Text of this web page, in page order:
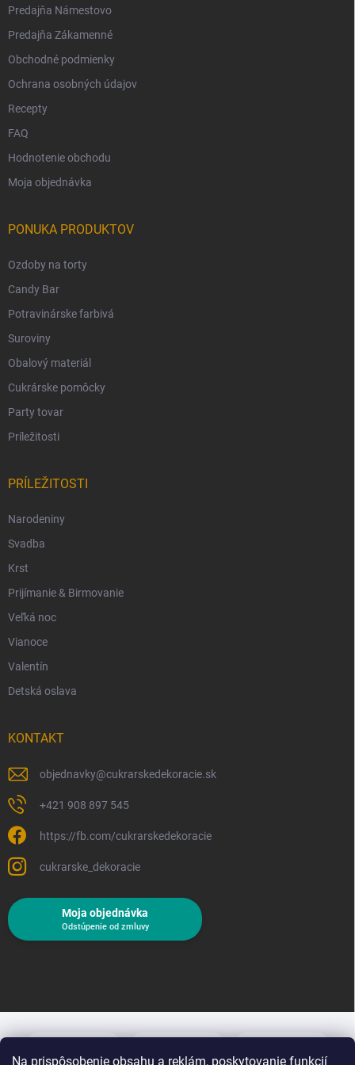
Na prispôsobenie obsahu a reklám, poskytovanie funkcií
Predajňa Námestovo
Predajňa Zákamenné
Obchodné podmienky
Ochrana osobných údajov
Recepty
FAQ
Hodnotenie obchodu
Moja objednávka
PONUKA PRODUKTOV
Ozdoby na torty
Candy Bar
Potravinárske farbivá
Suroviny
Obalový materiál
Cukrárske pomôcky
Party tovar
Príležitosti
PRÍLEŽITOSTI
Narodeniny
Svadba
Krst
Prijímanie & Birmovanie
Veľká noc
Vianoce
Valentín
Detská oslava
KONTAKT
objednavky@cukrarskedekoracie.sk
+421 908 897 545
https://fb.com/cukrarskedekoracie
cukrarske_dekoracie
Moja objednávka
Odstúpenie od zmluvy